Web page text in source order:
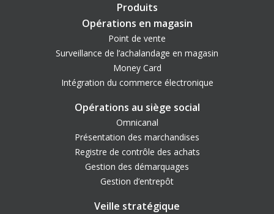
Produits
Opérations en magasin
Point de vente
Surveillance de l’achalandage en magasin
Money Card
Intégration du commerce électronique
Opérations au siège social
Omnicanal
Présentation des marchandises
Registre de contrôle des achats
Gestion des démarquages
Gestion d’entrepôt
Veille stratégique